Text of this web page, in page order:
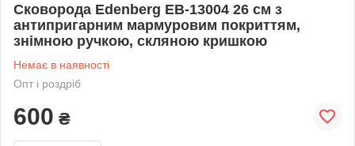
Сковорода Edenberg EB-13004 26 см з
антипригарним мармуровим покриттям,
знімною ручкою, скляною кришкою
Немає в наявності
Опт і роздріб
600 ₴